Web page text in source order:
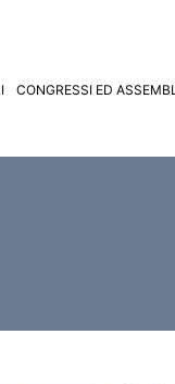
CONGRESSI ED